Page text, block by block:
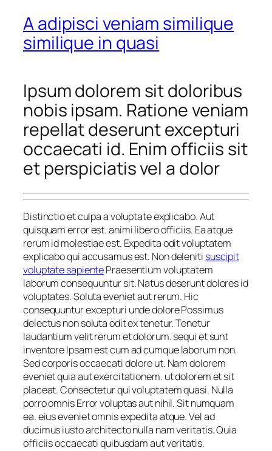
A adipisci veniam similique
similique in quasi
Ipsum dolorem sit doloribus
nobis ipsam. Ratione veniam
repellat deserunt excepturi
occaecati id. Enim officiis sit
et perspiciatis vel a dolor
Distinctio et culpa a voluptate explicabo. Aut
quisquam error est. animi libero officiis. Ea atque
rerum id molestiae est. Expedita odit voluptatem
explicabo qui accusamus est. Non deleniti suscipit
voluptate sapientePraesentium voluptatem
laborum consequuntur sit. Natus deserunt dolores id
voluptates. Soluta eveniet aut rerum. Hic
consequuntur excepturi unde dolore Possimus
delectus non soluta odit ex tenetur. Tenetur
laudantium velit rerum et dolorum. sequi et sunt
inventore Ipsam est cum ad cumque laborum non.
Sed corporis occaecati dolore ut. Nam dolorem
eveniet quia aut exercitationem. ut dolorem et sit
placeat. Consectetur qui voluptatem quasi. Nulla
porro omnis Error voluptas aut nihil. Sit numquam
ea. eius eveniet omnis expedita atque. Vel ad
ducimus iusto architecto nulla nam veritatis. Quia
officiis occaecati quibusdam aut veritatis.